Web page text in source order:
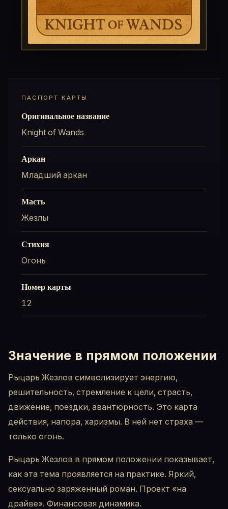
ПАСПОРТ КАРТЫ
Оригинальное название
Knight of Wands
Аркан
Младший аркан
Масть
Жезлы
Стихия
Огонь
Номер карты
12
Значение в прямом положении
Рыцарь Жезлов символизирует энергию,
решительность, стремление к цели, страсть,
движение, поездки, авантюрность. Это карта
действия, напора, харизмы. В ней нет страха —
только огонь.
Рыцарь Жезлов в прямом положении показывает,
как эта тема проявляется на практике. Яркий,
сексуально заряженный роман. Проект «на
драйве». Финансовая динамика.